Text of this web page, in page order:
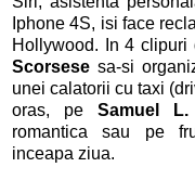
Iphone 4S, isi face
Hollywood. In 4
Scorsese sa-si
unei calatorii cu taxi
oras, peSamuel
romantica sau pe
inceapa ziua.